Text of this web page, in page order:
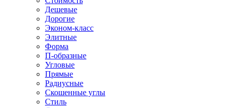
Дешевые
Дорогие
Эконом-класс
Элитные
Форма
П-образные
Угловые
Прямые
Радиусные
Скошенные углы
Стиль